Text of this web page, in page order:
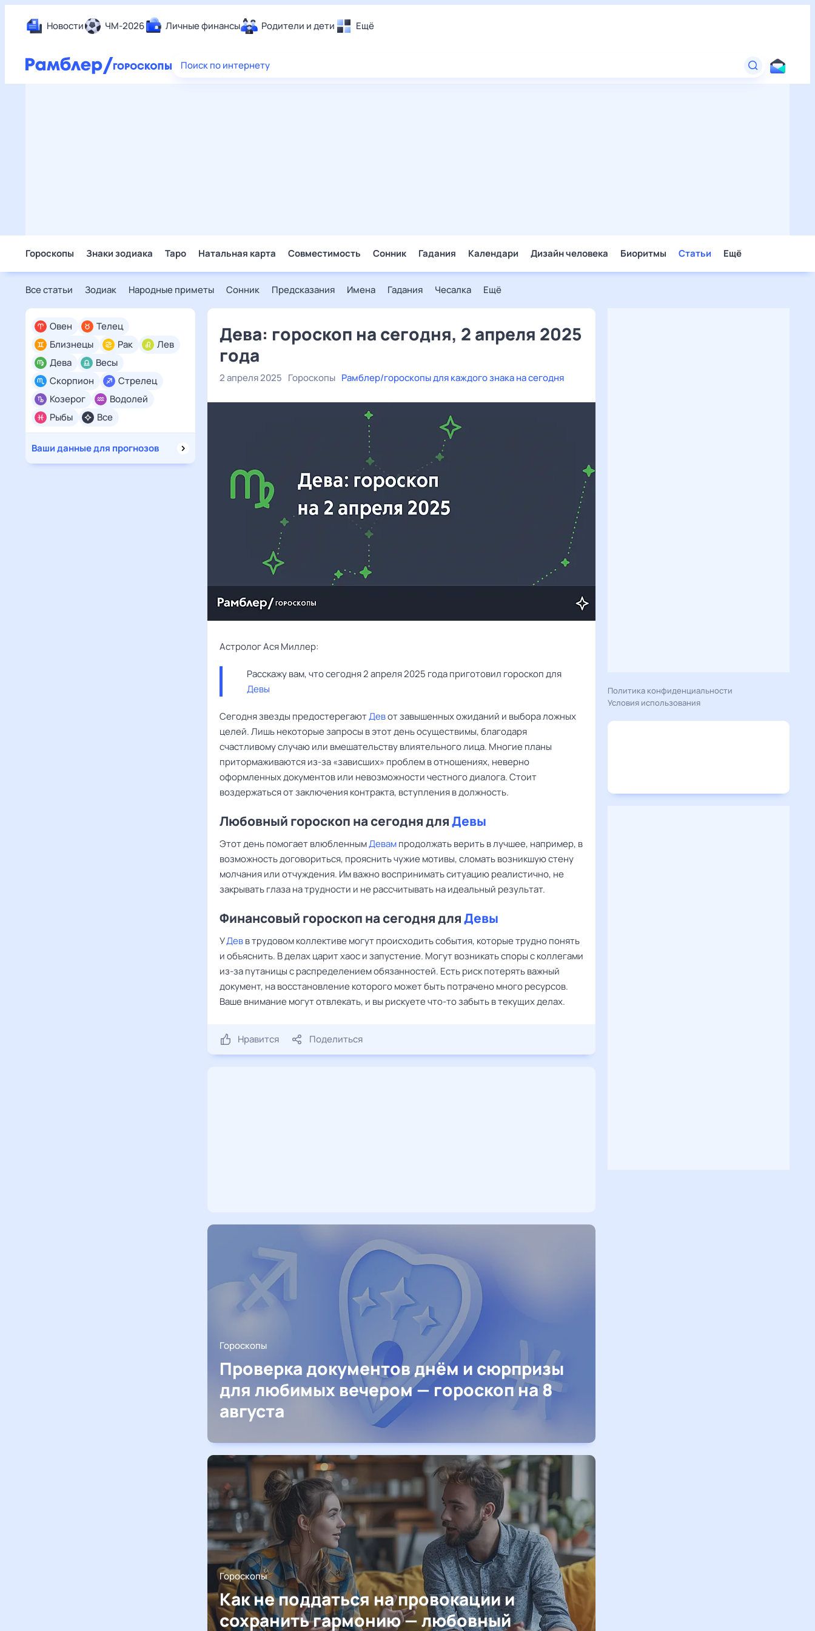
Новости ЧМ-2026 Личные финансы Родители и дети Ещё
Еда
Поиск по интернету
Гороскопы Знаки зодиака Таро Натальная карта Совместимость Сонник Гадания Календари Дизайн человека Биоритмы Статьи Ещё
Все статьи Зодиак Народные приметы Сонник Предсказания Имена Гадания Чесалка Ещё
Все
Овен
Телец
Близнецы
Рак
Лев
Дева
Весы
Скорпион
Стрелец
Козерог
Водолей
Рыбы
Ваши данные для прогнозов
Дева: гороскоп на сегодня, 2 апреля 2025
года
2 апреля 2025 Гороскопы Рамблер/гороскопы для каждого знака на сегодня
Астролог Ася Миллер:
Девы
Сегодня звезды предостерегаютДевот завышенных ожиданий и выбора ложных
целей. Лишь некоторые запросы в этот день осуществимы, благодаря
счастливому случаю или вмешательству влиятельного лица. Многие планы
притормаживаются из-за «зависших» проблем в отношениях, неверно
оформленных документов или невозможности честного диалога. Стоит
воздержаться от заключения контракта, вступления в должность.
Любовный гороскоп на сегодня дляДевы
Этот день помогает влюбленнымДевампродолжать верить в лучшее, например, в
возможность договориться, прояснить чужие мотивы, сломать возникшую стену
молчания или отчуждения. Им важно воспринимать ситуацию реалистично, не
закрывать глаза на трудности и не рассчитывать на идеальный результат.
Финансовый гороскоп на сегодня дляДевы
УДевв трудовом коллективе могут происходить события, которые трудно понять
и объяснить. В делах царит хаос и запустение. Могут возникать споры с коллегами
из-за путаницы с распределением обязанностей. Есть риск потерять важный
документ, на восстановление которого может быть потрачено много ресурсов.
Ваше внимание могут отвлекать, и вы рискуете что-то забыть в текущих делах.
Нравится Поделиться
Гороскопы
Проверка документов днём и сюрпризы
для любимых вечером — гороскоп на 8
августа
Гороскопы
Как не поддаться на провокации и
сохранить гармонию — любовный
Политика конфиденциальности
Условия использования